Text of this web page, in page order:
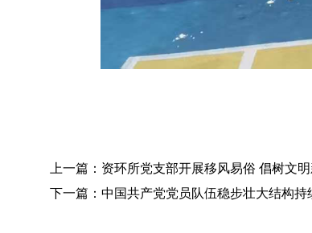
上一篇：资环所党支部开展移风易俗 倡树文
下一篇：中国共产党党员队伍稳步壮大结构持